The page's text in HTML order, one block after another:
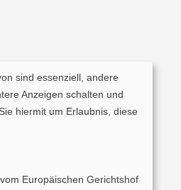
sind essenziell, andere
Anzeigen schalten und
hiermit um Erlaubnis, diese
Europäischen Gerichtshof